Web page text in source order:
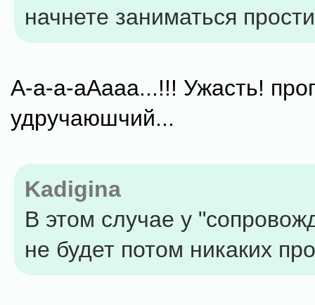
начнете заниматься
А-а-а-аАааа...!!! Ужасть!
удручаюшчий...
Kadigina
В этом случае у
не будет потом никаких